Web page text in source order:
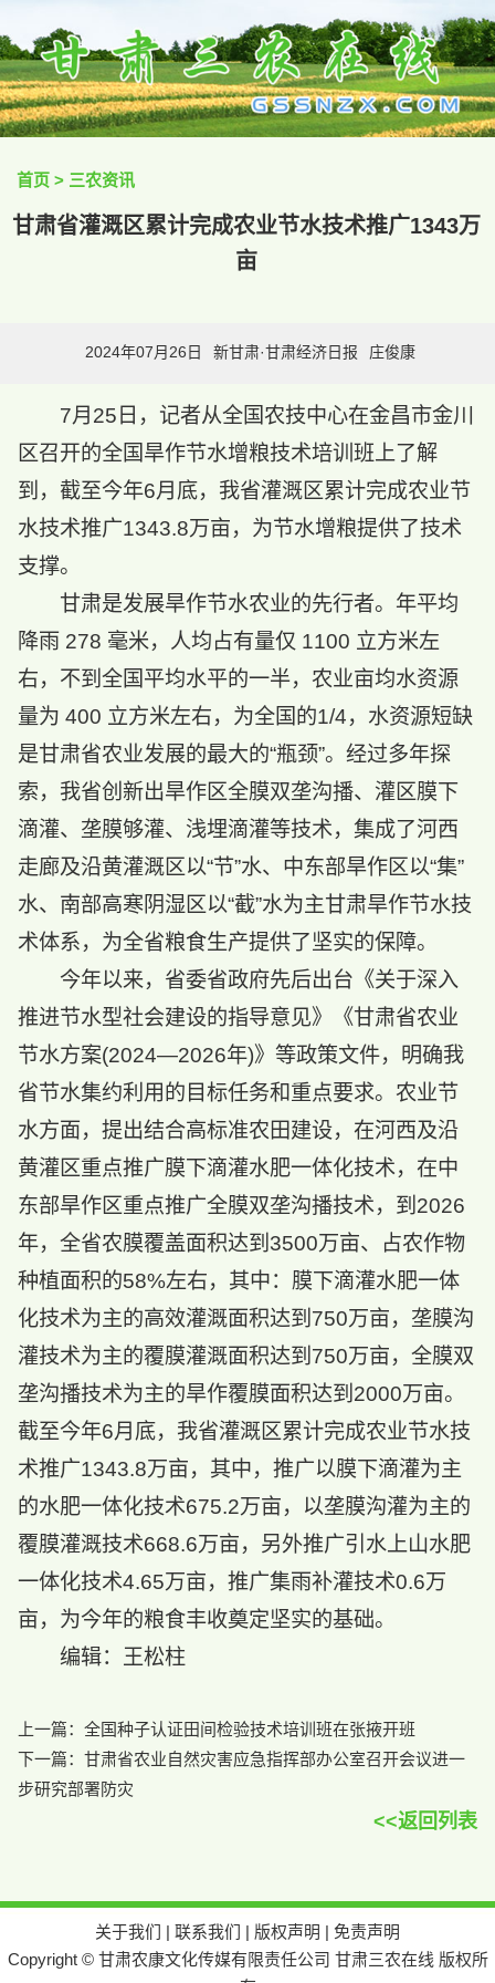
首页 > 三农资讯
甘肃省灌溉区累计完成农业节水技术推广1343万
亩
2024年07月26日 新甘肃·甘肃经济日报 庄俊康
7月25日，记者从全国农技中心在金昌市金川
区召开的全国旱作节水增粮技术培训班上了解
到，截至今年6月底，我省灌溉区累计完成农业节
水技术推广1343.8万亩，为节水增粮提供了技术
支撑。
甘肃是发展旱作节水农业的先行者。年平均
降雨 278 毫米，人均占有量仅 1100 立方米左
右，不到全国平均水平的一半，农业亩均水资源
量为 400 立方米左右，为全国的1/4，水资源短缺
是甘肃省农业发展的最大的“瓶颈”。经过多年探
索，我省创新出旱作区全膜双垄沟播、灌区膜下
滴灌、垄膜够灌、浅埋滴灌等技术，集成了河西
走廊及沿黄灌溉区以“节”水、中东部旱作区以“集”
水、南部高寒阴湿区以“截”水为主甘肃旱作节水技
术体系，为全省粮食生产提供了坚实的保障。
今年以来，省委省政府先后出台《关于深入
推进节水型社会建设的指导意见》《甘肃省农业
节水方案(2024—2026年)》等政策文件，明确我
省节水集约利用的目标任务和重点要求。农业节
水方面，提出结合高标准农田建设，在河西及沿
黄灌区重点推广膜下滴灌水肥一体化技术，在中
东部旱作区重点推广全膜双垄沟播技术，到2026
年，全省农膜覆盖面积达到3500万亩、占农作物
种植面积的58%左右，其中：膜下滴灌水肥一体
化技术为主的高效灌溉面积达到750万亩，垄膜沟
灌技术为主的覆膜灌溉面积达到750万亩，全膜双
垄沟播技术为主的旱作覆膜面积达到2000万亩。
截至今年6月底，我省灌溉区累计完成农业节水技
术推广1343.8万亩，其中，推广以膜下滴灌为主
的水肥一体化技术675.2万亩，以垄膜沟灌为主的
覆膜灌溉技术668.6万亩，另外推广引水上山水肥
一体化技术4.65万亩，推广集雨补灌技术0.6万
亩，为今年的粮食丰收奠定坚实的基础。
编辑：王松柱
上一篇： 全国种子认证田间检验技术培训班在张掖开班
下一篇： 甘肃省农业自然灾害应急指挥部办公室召开会议进一
步研究部署防灾
<<返回列表
关于我们 | 联系我们 | 版权声明 | 免责声明
Copyright © 甘肃农康文化传媒有限责任公司 甘肃三农在线 版权所